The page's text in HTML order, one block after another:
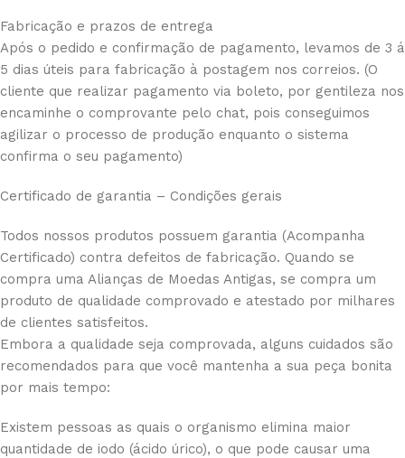
Fabricação e prazos de entrega
Após o pedido e confirmação de pagamento, levamos de 3 á
5 dias úteis para fabricação à postagem nos correios. (O
cliente que realizar pagamento via boleto, por gentileza nos
encaminhe o comprovante pelo chat, pois conseguimos
agilizar o processo de produção enquanto o sistema
confirma o seu pagamento)
Certificado de garantia – Condições gerais
Todos nossos produtos possuem garantia (Acompanha
Certificado) contra defeitos de fabricação. Quando se
compra uma Alianças de Moedas Antigas, se compra um
produto de qualidade comprovado e atestado por milhares
de clientes satisfeitos.
Embora a qualidade seja comprovada, alguns cuidados são
recomendados para que você mantenha a sua peça bonita
por mais tempo:
Existem pessoas as quais o organismo elimina maior
quantidade de iodo (ácido úrico), o que pode causar uma